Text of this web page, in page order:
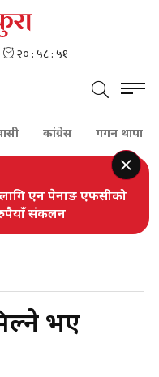
कांग्रेस गगन थापा
एन पेनाङ एफसीको
संकलन
भए